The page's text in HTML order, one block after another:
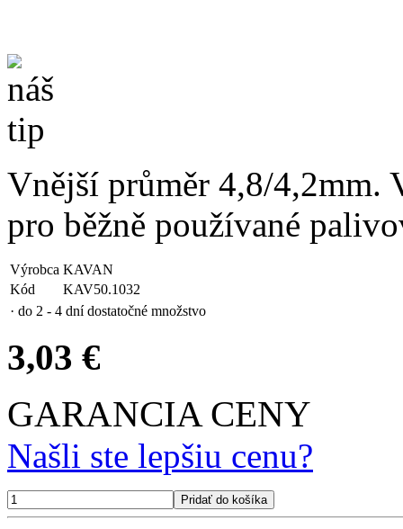
Vnější průměr 4,8/4,2mm.
pro běžně používané
Výrobca KAVAN
Kód
KAV50.1032
· do 2 - 4 dní dostatočné množstvo
3,03 €
GARANCIA CENY
Našli ste lepšiu cenu?